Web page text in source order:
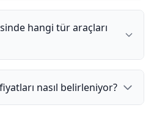
hangi tür araçları
nasıl belirleniyor?